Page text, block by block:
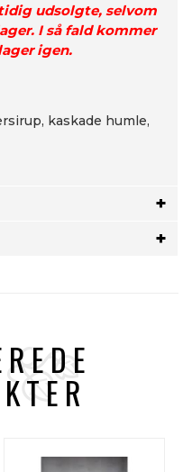
udsolgte, selvom
I så fald kommer
igen.
kaskade humle,